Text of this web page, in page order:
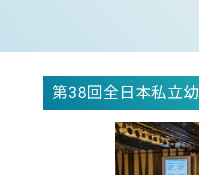
第38回全日本私立